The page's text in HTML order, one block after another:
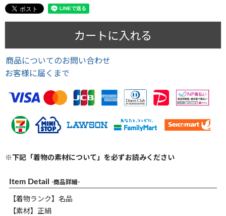
カートに入れる
商品についてのお問い合わせ
お客様に届くまで
※下記「着物の素材について」を必ずお読みください
Item Detail -商品詳細-
【着物ランク】名品
【素材】正絹